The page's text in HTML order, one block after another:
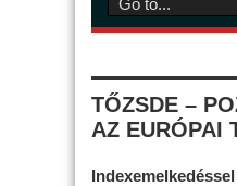
TŐZSDE –
AZ EURÓPAI